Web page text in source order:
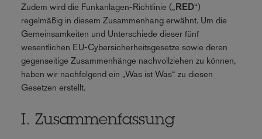
Zudem wird die Funkanlagen-Richtlinie („RED“)
regelmäßig in diesem Zusammenhang erwähnt. Um die
Gemeinsamkeiten und Unterschiede dieser fünf
wesentlichen EU-Cybersicherheitsgesetze sowie deren
gegenseitige Zusammenhänge nachvollziehen zu können,
haben wir nachfolgend ein „Was ist Was“ zu diesen
Gesetzen erstellt.
I. Zusammenfassung